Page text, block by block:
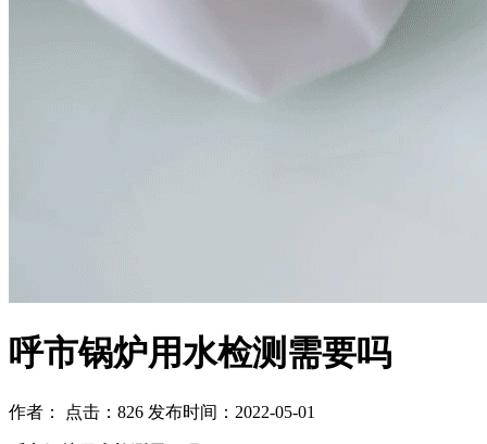
呼市锅炉用水检测需要吗
作者： 点击：826 发布时间：2022-05-01